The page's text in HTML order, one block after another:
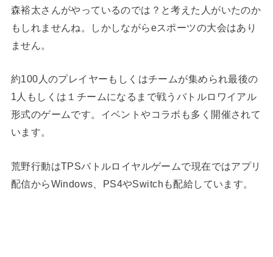
森裕太さんがやっているのでは？と考えた人がいたのか
もしれませんね。しかしながらeスポーツの大会はあり
ません。
約100人のプレイヤーもしくはチームが集められ最後の
1人もしくは１チームになるまで戦うバトルロワイアル
形式のゲームです。イベントやコラボも多く開催されて
います。
荒野行動はTPSバトルロイヤルゲームで現在ではアプリ
配信からWindows、PS4やSwitchも配給しています。